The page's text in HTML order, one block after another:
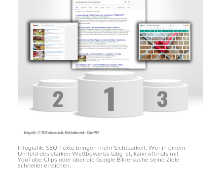
Infografik: SEO-Texte bringen mehr Sichtbarkeit. Wer in einem
Umfeld des starken Wettbewerbs tätig ist, kann oftmals mit
YouTube-Clips oder über die Google Bildersuche seine Ziele
schneller erreichen.